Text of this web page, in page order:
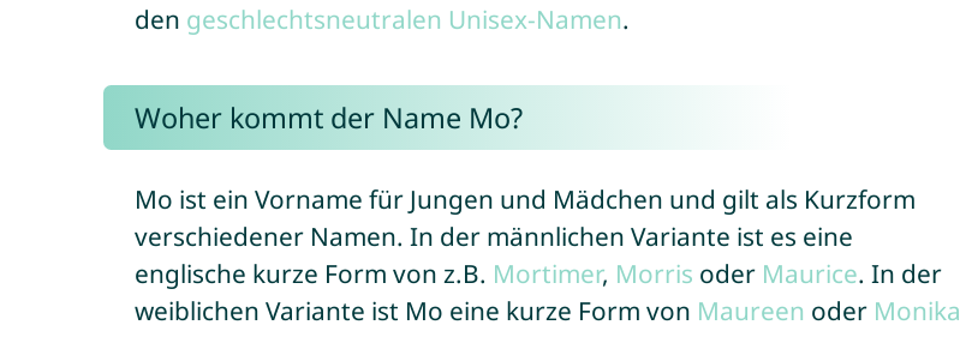
den geschlechtsneutralen Unisex-Namen.
Woher kommt der Name Mo?
Mo ist ein Vorname für Jungen und Mädchen und gilt als Kurzform
verschiedener Namen. In der männlichen Variante ist es eine
englische kurze Form von z.B. Mortimer, Morris oder Maurice. In der
weiblichen Variante ist Mo eine kurze Form von Maureen oder Monika